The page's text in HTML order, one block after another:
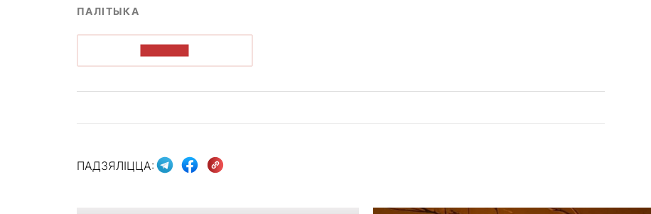
ПАЛІТЫКА
ПАДЗЯЛІЦЦА: